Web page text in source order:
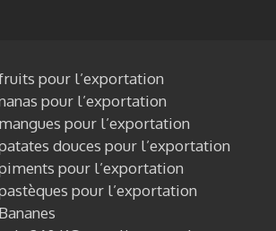
pour l’exportation
pour l’exportation
pour l’exportation
douces pour l’exportation
pour l’exportation
pour l’exportation